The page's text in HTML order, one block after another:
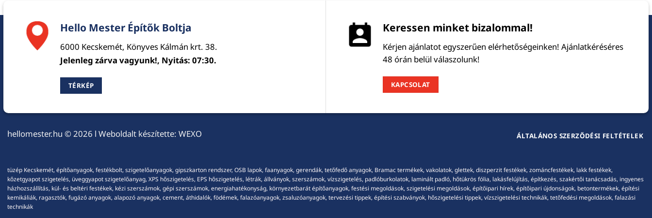
Hello Mester Építők Boltja
6000 Kecskemét, Könyves Kálmán krt. 38.
Jelenleg zárva vagyunk!, Nyitás: 07:30.
TÉRKÉP
Keressen minket bizalommal!
Kérjen ajánlatot egyszerűen elérhetőségeinken! Ajánlatkéréséres
48 órán belül válaszolunk!
KAPCSOLAT
hellomester.hu © 2026 l Weboldalt készítette: WEXO ÁLTALÁNOS SZERZŐDÉSI FELTÉTELEK
tüzép Kecskemét, építőanyagok, festékbolt, szigetelőanyagok, gipszkarton rendszer, OSB lapok, faanyagok, gerendák, tetőfedő anyagok, Bramac termékek, vakolatok, glettek, diszperzit festékek, zománcfestékek, lakk festékek,
kőzetgyapot szigetelés, üveggyapot szigetelőanyag, XPS hőszigetelés, EPS hőszigetelés, létrák, állványok, szerszámok, vízszigetelés, padlóburkolatok, laminált padló, hőtükrös fólia, lakásfelújítás, építkezés, szakértői tanácsadás, ingyenes
házhozszállítás, kül- és beltéri festékek, kézi szerszámok, gépi szerszámok, energiahatékonyság, környezetbarát építőanyagok, festési megoldások, szigetelési megoldások, építőipari hírek, építőipari újdonságok, betontermékek, építési
kemikáliák, ragasztók, fugázó anyagok, alapozó anyagok, cement, áthidalók, födémek, falazóanyagok, zsaluzóanyagok, tervezési tippek, építési szabványok, hőszigetelési tippek, vízszigetelési technikák, tetőfedési megoldások, falazási
technikák